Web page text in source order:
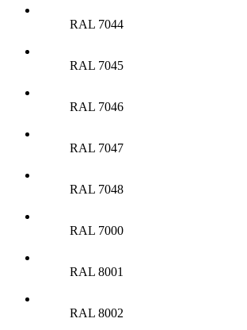
RAL 7044
RAL 7045
RAL 7046
RAL 7047
RAL 7048
RAL 7000
RAL 8001
RAL 8002